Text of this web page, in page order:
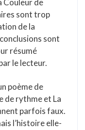
Couleur de
sont trop
de la
sont
résumé
le lecteur.
poème de
de rythme et La
parfois faux.
l’histoire elle-